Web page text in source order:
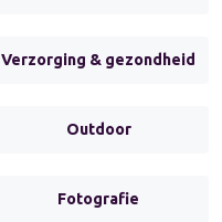
Verzorging & gezondheid
Outdoor
Fotografie